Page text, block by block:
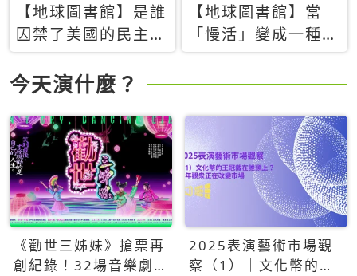
【地球圖書館】是誰
囚禁了美國的民主？
當民主威脅到特權，
經濟學家長達半世紀
的反撲計畫
【地球圖書館】當
「慢活」變成一種商
品：社群時代，資本
主義如何包裝你的休
今天演什麼？
《勸世三姊妹》搶票再
創紀錄！32場音樂劇
2025表演藝術市場觀
察（1）｜文化幣的王